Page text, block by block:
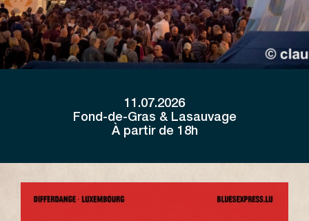
11.07.2026
Fond-de-Gras & Lasauvage
À partir de 18h